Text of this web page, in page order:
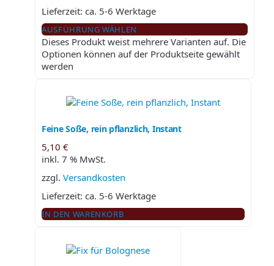
Lieferzeit: ca. 5-6 Werktage
AUSFÜHRUNG WÄHLEN
Dieses Produkt weist mehrere Varianten auf. Die
Optionen können auf der Produktseite gewählt
werden
Feine Soße, rein pflanzlich, Instant
5,10 €
inkl. 7 % MwSt.
zzgl. Versandkosten
Lieferzeit: ca. 5-6 Werktage
IN DEN WARENKORB